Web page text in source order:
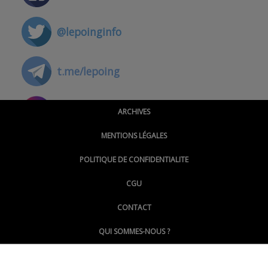
@lepoinginfo
t.me/lepoing
@montpellierpoinginfo
@LePoingMontpellier
ARCHIVES
MENTIONS LÉGALES
POLITIQUE DE CONFIDENTIALITE
CGU
CONTACT
QUI SOMMES-NOUS ?